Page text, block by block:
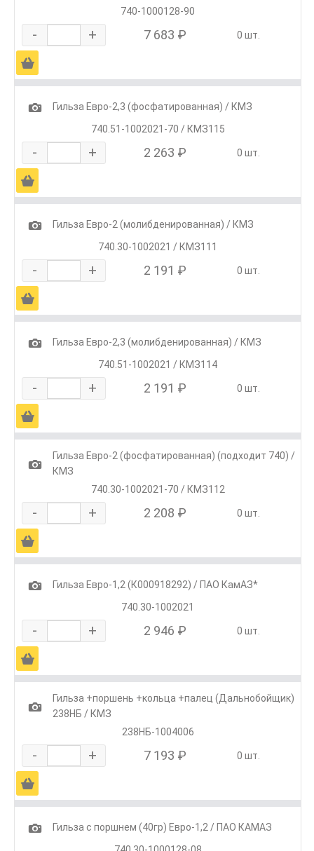
740-1000128-90
- + 7 683 ₽ 0 шт.
Ä
1
Гильза Евро-2,3 (фосфатированная) / КМЗ
740.51-1002021-70 / КМЗ115
- + 2 263 ₽ 0 шт.
Ä
1
Гильза Евро-2 (молибденированная) / КМЗ
740.30-1002021 / КМЗ111
- + 2 191 ₽ 0 шт.
Ä
1
Гильза Евро-2,3 (молибденированная) / КМЗ
740.51-1002021 / КМЗ114
- + 2 191 ₽ 0 шт.
Ä
1
Гильза Евро-2 (фосфатированная) (подходит 740) /
КМЗ
740.30-1002021-70 / КМЗ112
- + 2 208 ₽ 0 шт.
Ä
1
Гильза Евро-1,2 (К000918292) / ПАО КамАЗ*
740.30-1002021
- + 2 946 ₽ 0 шт.
Ä
1
Гильза +поршень +кольца +палец (Дальнобойщик)
238НБ / КМЗ
238НБ-1004006
- + 7 193 ₽ 0 шт.
Ä
1
Гильза с поршнем (40гр) Евро-1,2 / ПАО КАМАЗ